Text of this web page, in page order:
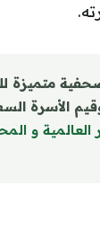
متميزة
وقيم الأسرة
العالمية و